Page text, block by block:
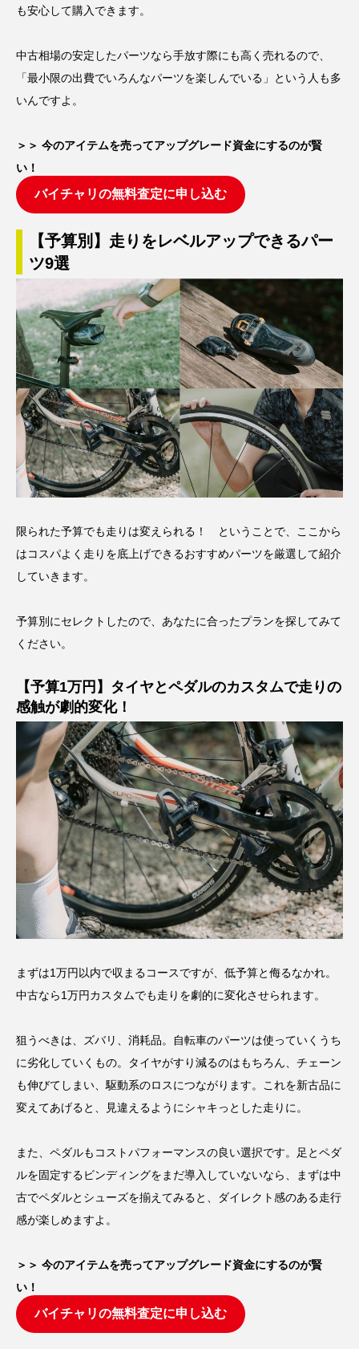
も安心して購入できます。
中古相場の安定したパーツなら手放す際にも高く売れるので、
「最小限の出費でいろんなパーツを楽しんでいる」という人も多
いんですよ。
＞＞ 今のアイテムを売ってアップグレード資金にするのが賢
い！
バイチャリの無料査定に申し込む
【予算別】走りをレベルアップできるパー
ツ9選
限られた予算でも走りは変えられる！ ということで、ここから
はコスパよく走りを底上げできるおすすめパーツを厳選して紹介
していきます。
予算別にセレクトしたので、あなたに合ったプランを探してみて
ください。
【予算1万円】タイヤとペダルのカスタムで走りの
感触が劇的変化！
まずは1万円以内で収まるコースですが、低予算と侮るなかれ。
中古なら1万円カスタムでも走りを劇的に変化させられます。
狙うべきは、ズバリ、消耗品。自転車のパーツは使っていくうち
に劣化していくもの。タイヤがすり減るのはもちろん、チェーン
も伸びてしまい、駆動系のロスにつながります。これを新古品に
変えてあげると、見違えるようにシャキっとした走りに。
また、ペダルもコストパフォーマンスの良い選択です。足とペダ
ルを固定するビンディングをまだ導入していないなら、まずは中
古でペダルとシューズを揃えてみると、ダイレクト感のある走行
感が楽しめますよ。
＞＞ 今のアイテムを売ってアップグレード資金にするのが賢
い！
バイチャリの無料査定に申し込む